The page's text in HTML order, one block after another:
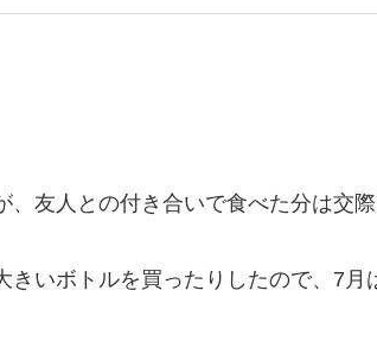
友人との付き合いで食べた分は交
きいボトルを買ったりしたので、7